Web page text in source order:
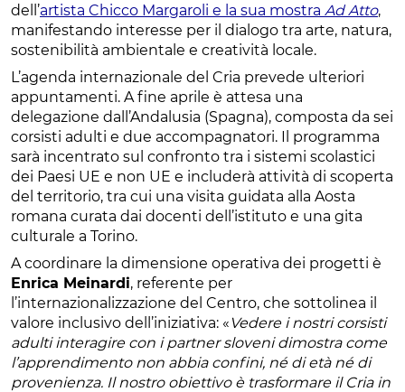
dell’artista Chicco Margaroli e la sua mostra Ad Atto,
manifestando interesse per il dialogo tra arte, natura,
sostenibilità ambientale e creatività locale.
L’agenda internazionale del Cria prevede ulteriori
appuntamenti. A fine aprile è attesa una
delegazione dall’Andalusia (Spagna), composta da sei
corsisti adulti e due accompagnatori. Il programma
sarà incentrato sul confronto tra i sistemi scolastici
dei Paesi UE e non UE e includerà attività di scoperta
del territorio, tra cui una visita guidata alla Aosta
romana curata dai docenti dell’istituto e una gita
culturale a Torino.
A coordinare la dimensione operativa dei progetti è
Enrica Meinardi, referente per
l’internazionalizzazione del Centro, che sottolinea il
valore inclusivo dell’iniziativa: « Vedere i nostri corsisti
adulti interagire con i partner sloveni dimostra come
l’apprendimento non abbia confini, né di età né di
provenienza. Il nostro obiettivo è trasformare il Cria in